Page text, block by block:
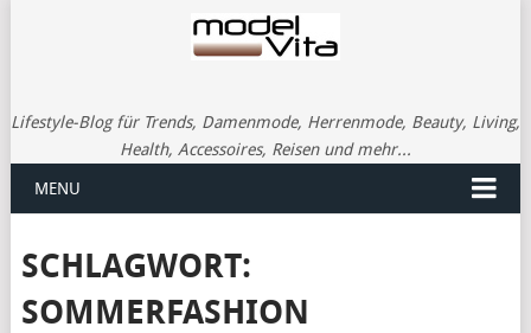
Lifestyle-Blog für Trends, Damenmode, Herrenmode, Beauty, Living,
Health, Accessoires, Reisen und mehr...
MENU
SCHLAGWORT:
SOMMERFASHION